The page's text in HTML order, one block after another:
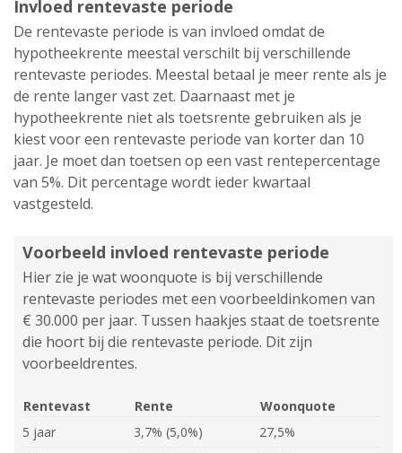
Invloed rentevaste periode
De rentevaste periode is van invloed omdat de
hypotheekrente meestal verschilt bij verschillende
rentevaste periodes. Meestal betaal je meer rente als je
de rente langer vast zet. Daarnaast met je
hypotheekrente niet als toetsrente gebruiken als je
kiest voor een rentevaste periode van korter dan 10
jaar. Je moet dan toetsen op een vast rentepercentage
van 5%. Dit percentage wordt ieder kwartaal
vastgesteld.
Voorbeeld invloed rentevaste periode
Hier zie je wat woonquote is bij verschillende
rentevaste periodes met een voorbeeldinkomen van
€ 30.000 per jaar. Tussen haakjes staat de toetsrente
die hoort bij die rentevaste periode. Dit zijn
voorbeeldrentes.
Rentevast Rente
Woonquote
5 jaar
3,7% (5,0%)
27,5%